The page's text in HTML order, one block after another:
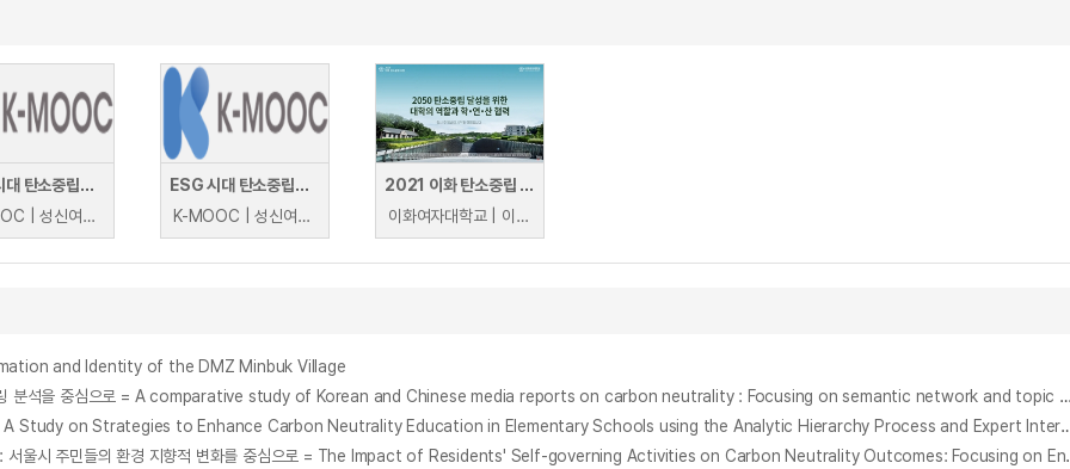
ESG 시대 탄소중립의 이해
K-MOOC | 성신여자대학교 조준상
ESG 시대 탄소중립의 이해
K-MOOC | 성신여자대학교 조준상
2021 이화 탄소중립 포럼
이화여자대학교 | 이화여자대학교 탄소중립포럼 조직위원회
and Identity of the DMZ Minbuk Village
탄소중립에 대한 언론 보도의 한중 비교 연구 : 의미연결망과 토픽 모델링 분석을 중심으로 = A comparative study of Korean and
계층화분석과 심층면담을 활용한 초등학교 탄소중립교육 활성화 방안 = A Study on Strategies to
주민자치 활동이 지역사회의 탄소중립 성과에 미치는